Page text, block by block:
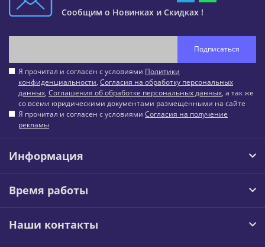
Сообщим о Новинках и Скидках !
Подписаться
Я прочитал и согласен с условиями Политики
конфиденциальности, Согласия на обработку персональных
данных, Соглашения об обработке персональных данных, а так же
со всеми юридическими документами размещенными на сайте
Я прочитал и согласен с условиями Согласия на получение
рекламы
Информация
Время работы
Наши контакты